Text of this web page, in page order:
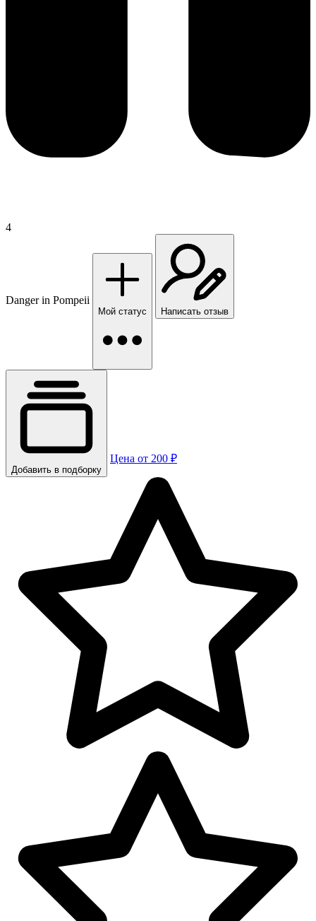
4
Danger in Pompeii
Мой статус Написать отзыв
Добавить в подборку
Цена от 200 ₽